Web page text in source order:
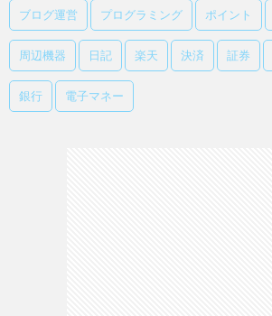
ブログ運営 プログラミング ポイント
周辺機器 日記 楽天 決済 証券
銀行 電子マネー